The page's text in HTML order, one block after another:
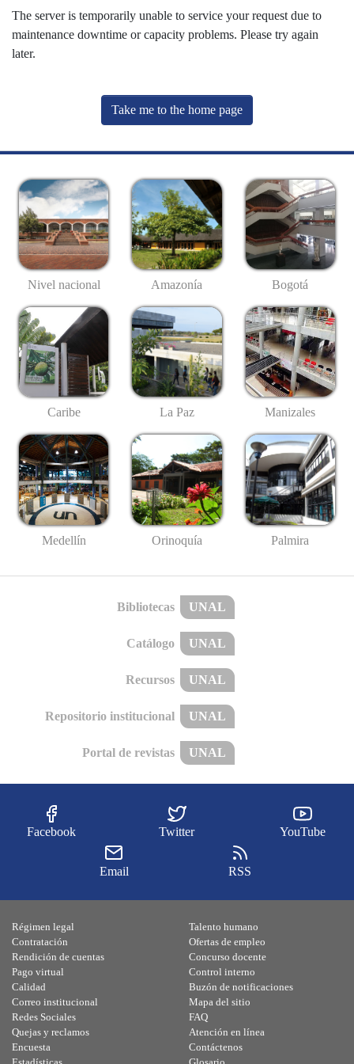
The server is temporarily unable to service your request due to
maintenance downtime or capacity problems. Please try again
later.
Take me to the home page
Nivel nacional Amazonía Bogotá
Caribe La Paz Manizales
Medellín Orinoquía Palmira
Bibliotecas UNAL
Catálogo UNAL
Recursos UNAL
Repositorio institucional UNAL
Portal de revistas UNAL
Facebook Twitter YouTube
Email RSS
Régimen legal
Contratación
Rendición de cuentas
Pago virtual
Calidad
Talento humano
Ofertas de empleo
Concurso docente
Control interno
Buzón de notificaciones
Correo institucional
Redes Sociales
Quejas y reclamos
Encuesta
Mapa del sitio
FAQ
Atención en línea
Contáctenos